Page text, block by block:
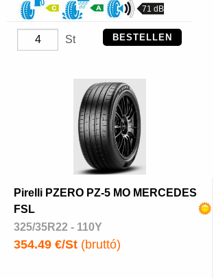
71 dB
St BESTELLEN
Pirelli PZERO PZ-5 MO MERCEDES
FSL
325/35R22 - 110Y
354.49 €/St (bruttó)